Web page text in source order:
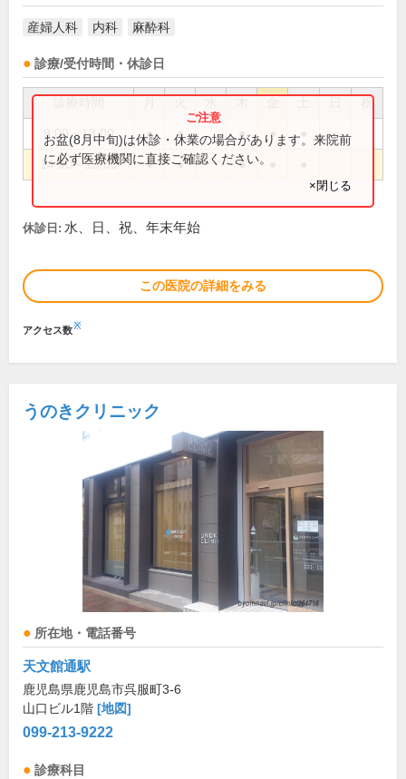
産婦人科 内科 麻酔科
診療/受付時間・休診日
祝
9:00～13:00 ● ● ● ●
14:00～18:00 ● ● ●
お盆(8月中旬)は休診・休業の場合があります。来院前
に必ず医療機関に直接ご確認ください。
×閉じる
休診日: 水、日、祝、年末年始
この医院の詳細をみる
アクセス数※
うのきクリニック
所在地・電話番号
天文館通駅
鹿児島県鹿児島市呉服町3-6
山口ビル1階 [地図]
099-213-9222
診療科目